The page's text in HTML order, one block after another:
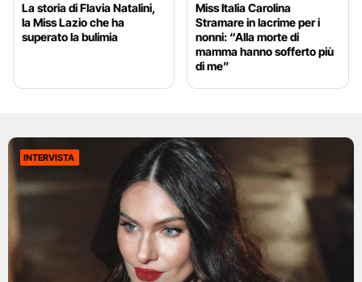
La storia di Flavia Natalini,
la Miss Lazio che ha
superato la bulimia
Miss Italia Carolina
Stramare in lacrime per i
nonni: “Alla morte di
mamma hanno sofferto più
di me”
INTERVISTA